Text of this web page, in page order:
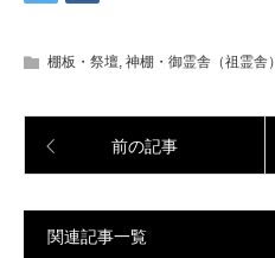
棚板・祭壇, 神棚・御霊舎（祖霊舎）
前の記事
関連記事一覧